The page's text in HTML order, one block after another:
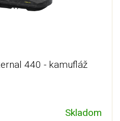
440 - kamufláž
Skladom